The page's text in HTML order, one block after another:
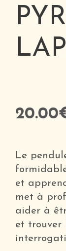
20.00
Le
et
met à
aider à
et trouver